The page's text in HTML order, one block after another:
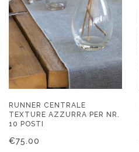
RUNNER CENTRALE
TEXTURE AZZURRA PER NR.
10 POSTI
€75.00